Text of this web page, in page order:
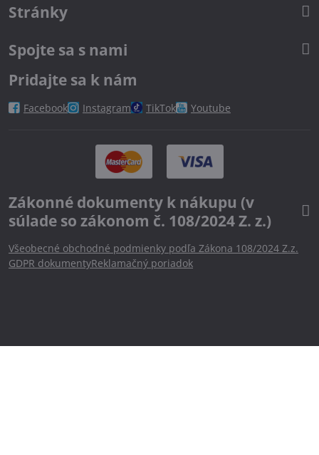
Stránky
Spojte sa s nami
Pridajte sa k nám
Facebook Instagram TikTok Youtube
Zákonné dokumenty k nákupu (v
súlade so zákonom č. 108/2024 Z. z.)
Všeobecné obchodné podmienky podľa Zákona 108/2024 Z.z.
GDPR dokumentyReklamačný poriadok